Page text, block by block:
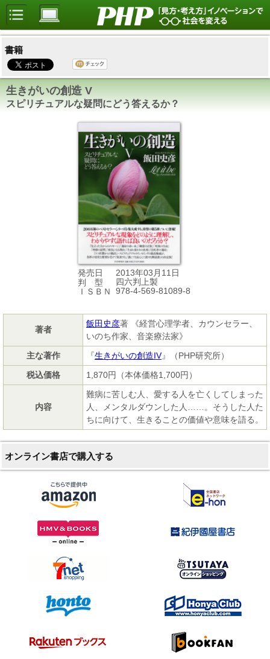
書籍
生きがいの創造 V
スピリチュアルな疑問にどう答えるか？
発売日
2013年03月11日
判 型
四六判上製
ＩＳＢＮ
978-4-569-81089-8
著者
飯田史彦著 《経営心理学者、カウンセラー、
いのち作家、音楽療法家》
主な著作
『生きがいの創造IV』（PHP研究所）
税込価格
1,870円（本体価格1,700円）
内容
難病に苦しむ人、愛する人を亡くしてしまった
人、メンタルダウンした人……。そうした人た
ちに向けて、生きることの価値や意味を語る。
オンライン書店で購入する